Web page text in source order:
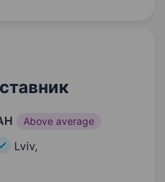
Above average
Lviv,